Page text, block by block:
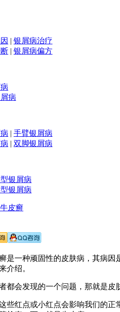
| 银屑病治疗
| 银屑病偏方
病
| 手臂银屑病
| 双脚银屑病
银屑病
银屑病
皮癣
是一种顽固性的皮肤病，其病
介绍。
都会发现的一个问题，那就是
些红点或小红点会影响我们的